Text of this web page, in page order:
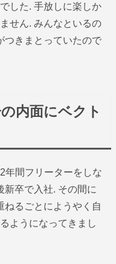
した. 手放しに楽しか
せん. みんなといるの
つきまとっていたので
内面にベクト
年間フリーターをしな
新卒で入社. その間に
ねるごとにようやく自
ようになってきまし